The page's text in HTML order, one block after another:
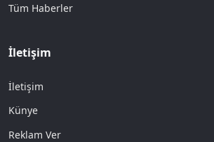
Tüm Haberler
İletişim
İletişim
Künye
Reklam Ver